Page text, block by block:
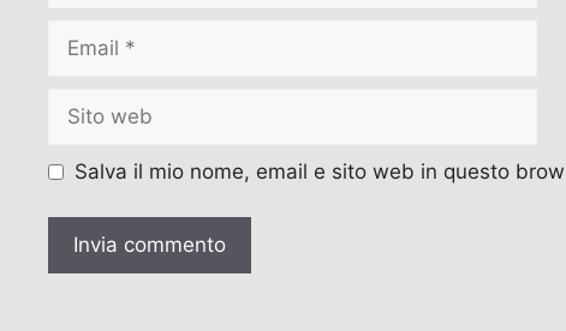
web
Salva il mio nome, email e sito web in questo